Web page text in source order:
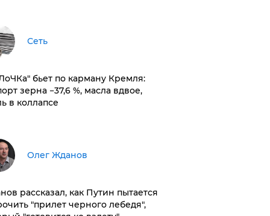
Сеть
бьет по карману Кремля:
зерна −37,6 %, масла вдвое,
в коллапсе
Олег Жданов
рассказал, как Путин пытается
"прилет черного лебедя",